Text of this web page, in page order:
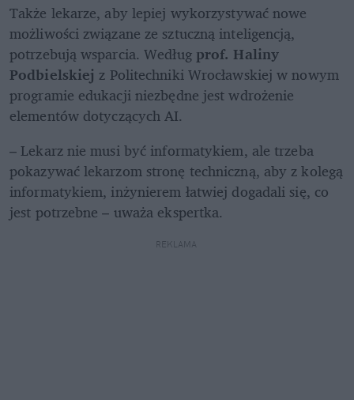
Także lekarze, aby lepiej wykorzystywać nowe
możliwości związane ze sztuczną inteligencją,
potrzebują wsparcia. Według prof. Haliny
Podbielskiej z Politechniki Wrocławskiej w nowym
programie edukacji niezbędne jest wdrożenie
elementów dotyczących AI.
– Lekarz nie musi być informatykiem, ale trzeba
pokazywać lekarzom stronę techniczną, aby z kolegą
informatykiem, inżynierem łatwiej dogadali się, co
jest potrzebne – uważa ekspertka.
REKLAMA